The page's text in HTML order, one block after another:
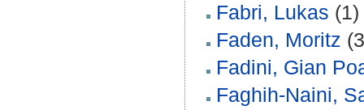
Fabri, Lukas (1)
Faden, Moritz
Fadini, Gian
Faghih-Naini,